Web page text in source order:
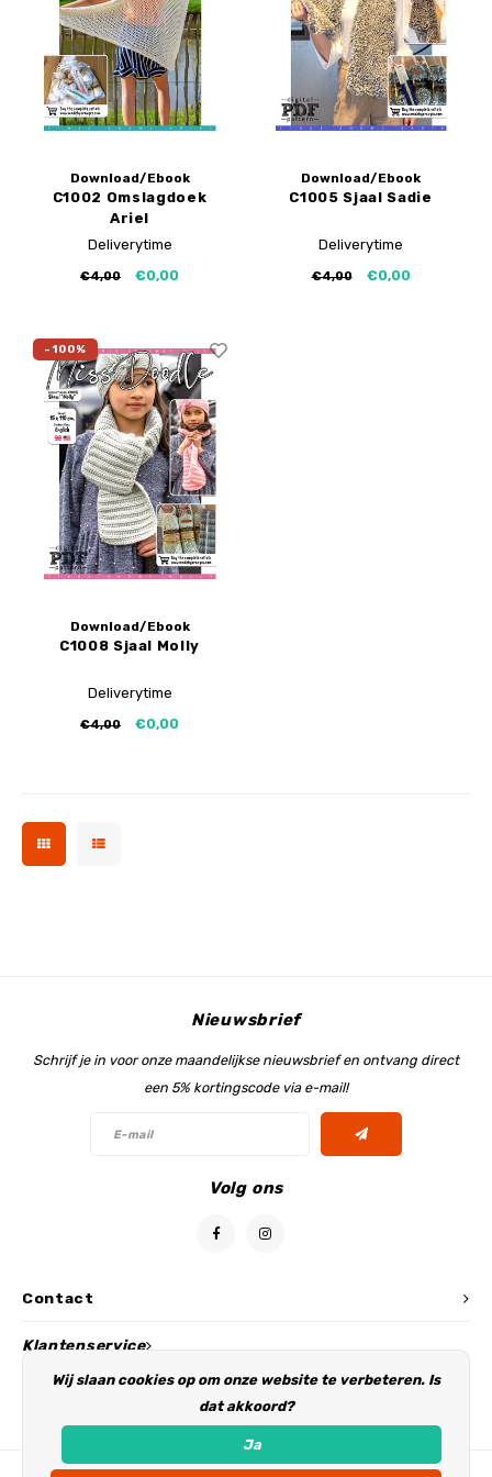
My Image tutorials
My Image rectificaties
B-Trendy rectificaties
Applicaties
Gratis naaipatronen
PDF-Printservice
Download/Ebook
C1002 Omslagdoek
Ariel
Deliverytime
€4,00 €0,00
Download/Ebook
C1005 Sjaal Sadie
Deliverytime
€4,00 €0,00
-100%
Download/Ebook
C1008 Sjaal Molly
Deliverytime
€4,00 €0,00
Contact
Nieuwsbrief
Schrijf je in voor onze maandelijkse nieuwsbrief en ontvang direct
een 5% kortingscode via e-mail!
Volg ons
Klantenservice
Mijn account
Wij slaan cookies op om onze website te verbeteren. Is
dat akkoord?
Ja